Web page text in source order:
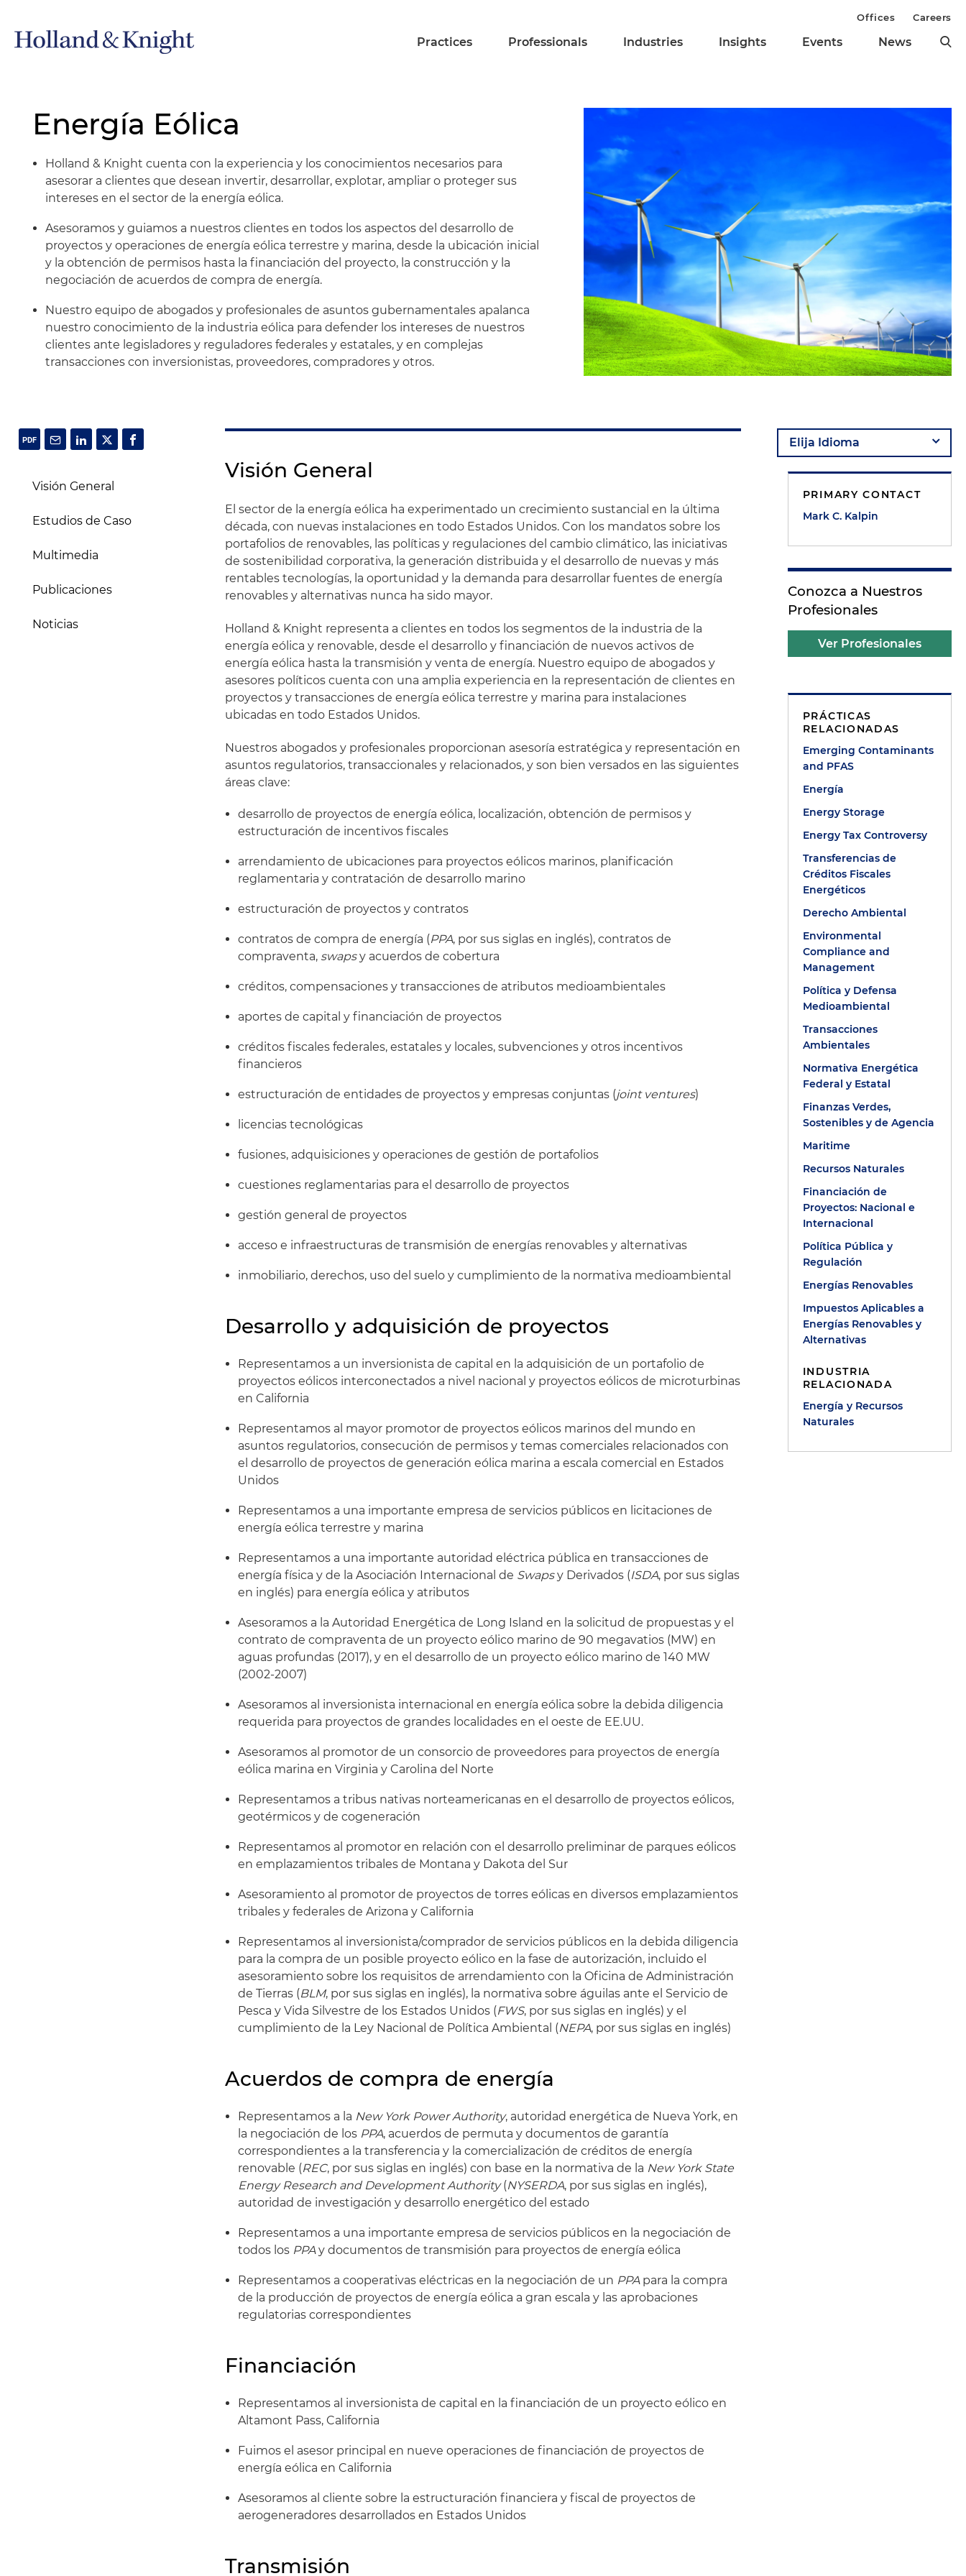
Practices Professionals Industries Insights Events News
Offices Careers
Energía Eólica
Holland & Knight cuenta con la experiencia y los conocimientos necesarios para
asesorar a clientes que desean invertir, desarrollar, explotar, ampliar o proteger sus
intereses en el sector de la energía eólica.
Asesoramos y guiamos a nuestros clientes en todos los aspectos del desarrollo de
proyectos y operaciones de energía eólica terrestre y marina, desde la ubicación inicial
y la obtención de permisos hasta la financiación del proyecto, la construcción y la
negociación de acuerdos de compra de energía.
Nuestro equipo de abogados y profesionales de asuntos gubernamentales apalanca
nuestro conocimiento de la industria eólica para defender los intereses de nuestros
clientes ante legisladores y reguladores federales y estatales, y en complejas
transacciones con inversionistas, proveedores, compradores y otros.
Visión General
Estudios de Caso
Multimedia
Publicaciones
Noticias
Visión General
El sector de la energía eólica ha experimentado un crecimiento sustancial en la última
década, con nuevas instalaciones en todo Estados Unidos. Con los mandatos sobre los
portafolios de renovables, las políticas y regulaciones del cambio climático, las iniciativas
de sostenibilidad corporativa, la generación distribuida y el desarrollo de nuevas y más
rentables tecnologías, la oportunidad y la demanda para desarrollar fuentes de energía
renovables y alternativas nunca ha sido mayor.
Holland & Knight representa a clientes en todos los segmentos de la industria de la
energía eólica y renovable, desde el desarrollo y financiación de nuevos activos de
energía eólica hasta la transmisión y venta de energía. Nuestro equipo de abogados y
asesores políticos cuenta con una amplia experiencia en la representación de clientes en
proyectos y transacciones de energía eólica terrestre y marina para instalaciones
ubicadas en todo Estados Unidos.
Nuestros abogados y profesionales proporcionan asesoría estratégica y representación en
asuntos regulatorios, transaccionales y relacionados, y son bien versados en las siguientes
áreas clave:
desarrollo de proyectos de energía eólica, localización, obtención de permisos y
estructuración de incentivos fiscales
arrendamiento de ubicaciones para proyectos eólicos marinos, planificación
reglamentaria y contratación de desarrollo marino
estructuración de proyectos y contratos
contratos de compra de energía (PPA, por sus siglas en inglés), contratos de
compraventa, swapsy acuerdos de cobertura
créditos, compensaciones y transacciones de atributos medioambientales
aportes de capital y financiación de proyectos
créditos fiscales federales, estatales y locales, subvenciones y otros incentivos
financieros
estructuración de entidades de proyectos y empresas conjuntas (joint ventures)
licencias tecnológicas
fusiones, adquisiciones y operaciones de gestión de portafolios
cuestiones reglamentarias para el desarrollo de proyectos
gestión general de proyectos
acceso e infraestructuras de transmisión de energías renovables y alternativas
inmobiliario, derechos, uso del suelo y cumplimiento de la normativa medioambiental
Desarrollo y adquisición de proyectos
Representamos a un inversionista de capital en la adquisición de un portafolio de
proyectos eólicos interconectados a nivel nacional y proyectos eólicos de microturbinas
en California
Representamos al mayor promotor de proyectos eólicos marinos del mundo en
asuntos regulatorios, consecución de permisos y temas comerciales relacionados con
el desarrollo de proyectos de generación eólica marina a escala comercial en Estados
Unidos
Representamos a una importante empresa de servicios públicos en licitaciones de
energía eólica terrestre y marina
Representamos a una importante autoridad eléctrica pública en transacciones de
energía física y de la Asociación Internacional de Swapsy Derivados (ISDA, por sus siglas
en inglés) para energía eólica y atributos
Asesoramos a la Autoridad Energética de Long Island en la solicitud de propuestas y el
contrato de compraventa de un proyecto eólico marino de 90 megavatios (MW) en
aguas profundas (2017), y en el desarrollo de un proyecto eólico marino de 140 MW
(2002-2007)
Asesoramos al inversionista internacional en energía eólica sobre la debida diligencia
requerida para proyectos de grandes localidades en el oeste de EE.UU.
Asesoramos al promotor de un consorcio de proveedores para proyectos de energía
eólica marina en Virginia y Carolina del Norte
Representamos a tribus nativas norteamericanas en el desarrollo de proyectos eólicos,
geotérmicos y de cogeneración
Representamos al promotor en relación con el desarrollo preliminar de parques eólicos
en emplazamientos tribales de Montana y Dakota del Sur
Asesoramiento al promotor de proyectos de torres eólicas en diversos emplazamientos
tribales y federales de Arizona y California
Representamos al inversionista/comprador de servicios públicos en la debida diligencia
para la compra de un posible proyecto eólico en la fase de autorización, incluido el
asesoramiento sobre los requisitos de arrendamiento con la Oficina de Administración
de Tierras (BLM, por sus siglas en inglés), la normativa sobre águilas ante el Servicio de
Pesca y Vida Silvestre de los Estados Unidos (FWS, por sus siglas en inglés) y el
cumplimiento de la Ley Nacional de Política Ambiental (NEPA, por sus siglas en inglés)
Acuerdos de compra de energía
Representamos a la New York Power Authority, autoridad energética de Nueva York, en
la negociación de los PPA, acuerdos de permuta y documentos de garantía
correspondientes a la transferencia y la comercialización de créditos de energía
renovable (REC, por sus siglas en inglés) con base en la normativa de la New York State
Energy Research and Development Authority(NYSERDA, por sus siglas en inglés),
autoridad de investigación y desarrollo energético del estado
Representamos a una importante empresa de servicios públicos en la negociación de
todos los PPAy documentos de transmisión para proyectos de energía eólica
Representamos a cooperativas eléctricas en la negociación de un PPApara la compra
de la producción de proyectos de energía eólica a gran escala y las aprobaciones
regulatorias correspondientes
Financiación
Representamos al inversionista de capital en la financiación de un proyecto eólico en
Altamont Pass, California
Fuimos el asesor principal en nueve operaciones de financiación de proyectos de
energía eólica en California
Asesoramos al cliente sobre la estructuración financiera y fiscal de proyectos de
aerogeneradores desarrollados en Estados Unidos
Transmisión
PRIMARY CONTACT
Mark C. Kalpin
Conozca a Nuestros
Profesionales
Ver Profesionales
PRÁCTICAS
RELACIONADAS
Emerging Contaminants
and PFAS
Energía
Energy Storage
Energy Tax Controversy
Transferencias de
Créditos Fiscales
Energéticos
Derecho Ambiental
Environmental
Compliance and
Management
Política y Defensa
Medioambiental
Transacciones
Ambientales
Normativa Energética
Federal y Estatal
Finanzas Verdes,
Sostenibles y de Agencia
Maritime
Recursos Naturales
Financiación de
Proyectos: Nacional e
Internacional
Política Pública y
Regulación
Energías Renovables
Impuestos Aplicables a
Energías Renovables y
Alternativas
INDUSTRIA
RELACIONADA
Energía y Recursos
Naturales